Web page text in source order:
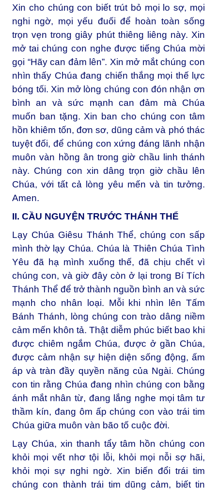
Xin cho chúng con biết trút bỏ mọi lo sợ, mọi
nghi ngờ, mọi yếu đuối để hoàn toàn sống
trọn vẹn trong giây phút thiêng liêng này. Xin
mở tai chúng con nghe được tiếng Chúa mời
gọi “Hãy can đảm lên”. Xin mở mắt chúng con
nhìn thấy Chúa đang chiến thắng mọi thế lực
bóng tối. Xin mở lòng chúng con đón nhận ơn
bình an và sức mạnh can đảm mà Chúa
muốn ban tặng. Xin ban cho chúng con tâm
hồn khiêm tốn, đơn sơ, dũng cảm và phó thác
tuyệt đối, để chúng con xứng đáng lãnh nhận
muôn vàn hồng ân trong giờ chầu linh thánh
này. Chúng con xin dâng trọn giờ chầu lên
Chúa, với tất cả lòng yêu mến và tin tưởng.
Amen.
II. CẦU NGUYỆN TRƯỚC THÁNH THỂ
Lạy Chúa Giêsu Thánh Thể, chúng con sấp
mình thờ lạy Chúa. Chúa là Thiên Chúa Tình
Yêu đã hạ mình xuống thế, đã chịu chết vì
chúng con, và giờ đây còn ở lại trong Bí Tích
Thánh Thể để trở thành nguồn bình an và sức
mạnh cho nhân loại. Mỗi khi nhìn lên Tấm
Bánh Thánh, lòng chúng con trào dâng niềm
cảm mến khôn tả. Thật diễm phúc biết bao khi
được chiêm ngắm Chúa, được ở gần Chúa,
được cảm nhận sự hiện diện sống động, ấm
áp và tràn đầy quyền năng của Ngài. Chúng
con tin rằng Chúa đang nhìn chúng con bằng
ánh mắt nhân từ, đang lắng nghe mọi tâm tư
thầm kín, đang ôm ấp chúng con vào trái tim
Chúa giữa muôn vàn bão tố cuộc đời.
Lạy Chúa, xin thanh tẩy tâm hồn chúng con
khỏi mọi vết nhơ tội lỗi, khỏi mọi nỗi sợ hãi,
khỏi mọi sự nghi ngờ. Xin biến đổi trái tim
chúng con thành trái tim dũng cảm, biết tin